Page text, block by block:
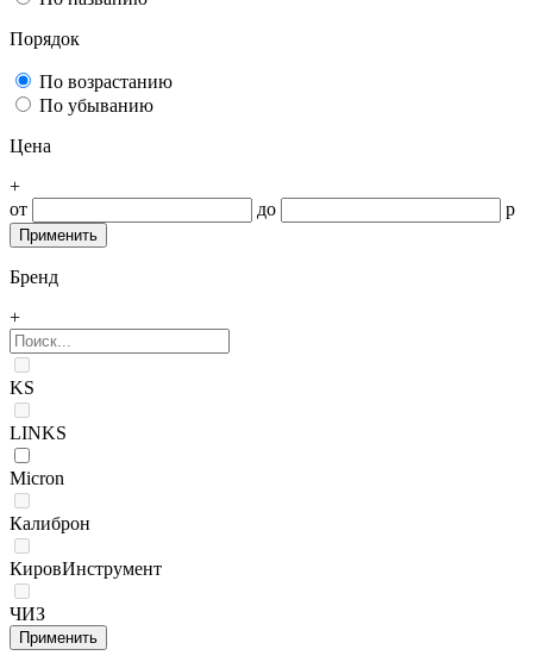
Порядок
По возрастанию
По убыванию
Цена
+
от
до р
Бренд
+
KS
LINKS
Micron
Калиброн
КировИнструмент
ЧИЗ